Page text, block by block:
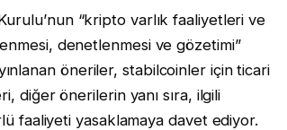
“kripto varlık faaliyetleri ve
denetlenmesi ve gözetimi”
öneriler, stabilcoinler için ticari
diğer önerilerin yanı sıra, ilgili
faaliyeti yasaklamaya davet ediyor.